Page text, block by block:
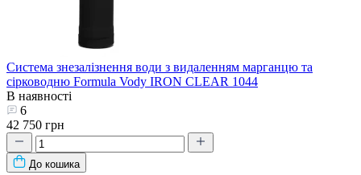
Система знезалізнення води з видаленням марганцю та
сірководню Formula Vody IRON CLEAR 1044
В наявності
6
42 750 грн
До кошика